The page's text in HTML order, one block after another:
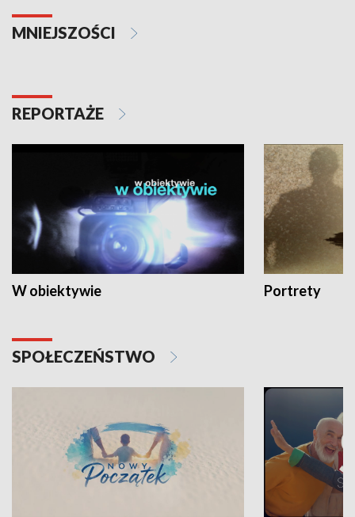
MNIEJSZOŚCI
REPORTAŻE
W obiektywie Portrety
SPOŁECZEŃSTWO